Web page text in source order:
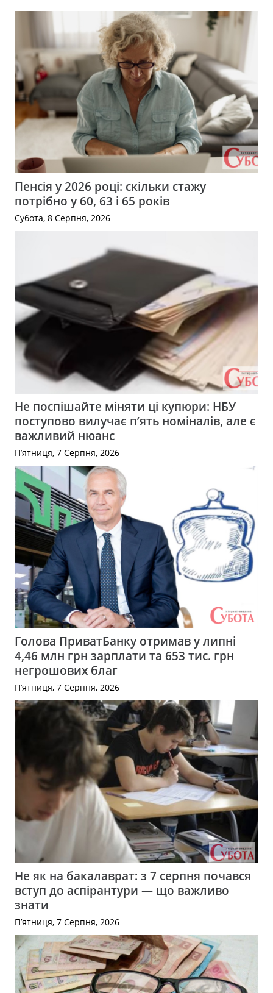
Пенсія у 2026 році: скільки стажу
потрібно у 60, 63 і 65 років
Субота, 8 Серпня, 2026
Не поспішайте міняти ці купюри: НБУ
поступово вилучає п’ять номіналів, але є
важливий нюанс
П’ятниця, 7 Серпня, 2026
Голова ПриватБанку отримав у липні
4,46 млн грн зарплати та 653 тис. грн
негрошових благ
П’ятниця, 7 Серпня, 2026
Не як на бакалаврат: з 7 серпня почався
вступ до аспірантури — що важливо
знати
П’ятниця, 7 Серпня, 2026